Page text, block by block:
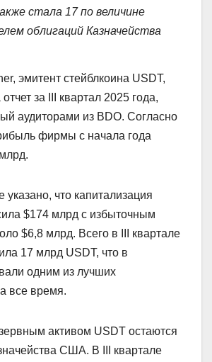
стала 17 по величине
облигаций Казначейства
эмитент стейблкоина USDT,
за III квартал 2025 года,
аудиторами из BDO. Согласно
фирмы с начала года
указано, что капитализация
$174 млрд с избыточным
$6,8 млрд. Всего в III квартале
17 млрд USDT, что в
одним из лучших
все время.
активом USDT остаются
США. В III квартале